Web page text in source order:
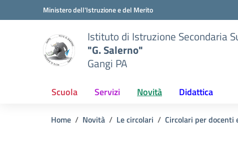
Vai ai contenuti
Vai al menu di navigazioneMinistero dell'Istruzione e del Merito
Istituto di Istruzione Secondaria
"G. Salerno"
Gangi PA
Scuola Servizi Novità Didattica
Home Novità Le circolari Circolari per docenti